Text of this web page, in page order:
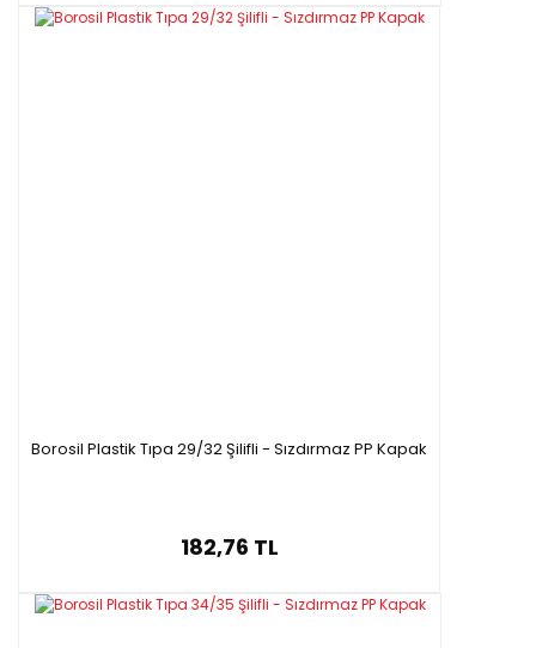
Borosil Plastik Tıpa 29/32 Şilifli - Sızdırmaz PP Kapak
182,76 TL